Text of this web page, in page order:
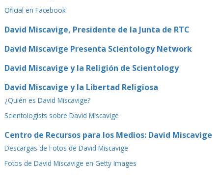
Oficial en Facebook
David Miscavige, Presidente de la Junta de RTC
David Miscavige Presenta Scientology Network
David Miscavige y la Religión de Scientology
David Miscavige y la Libertad Religiosa
¿Quién es David Miscavige?
Scientologists sobre David Miscavige
Centro de Recursos para los Medios: David Miscavige
Descargas de Fotos de David Miscavige
Fotos de David Miscavige en Getty Images